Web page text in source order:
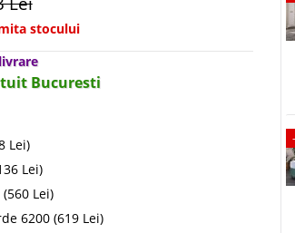
stocului
Bucuresti
Lei)
Lei)
Lei)
6200 (619 Lei)